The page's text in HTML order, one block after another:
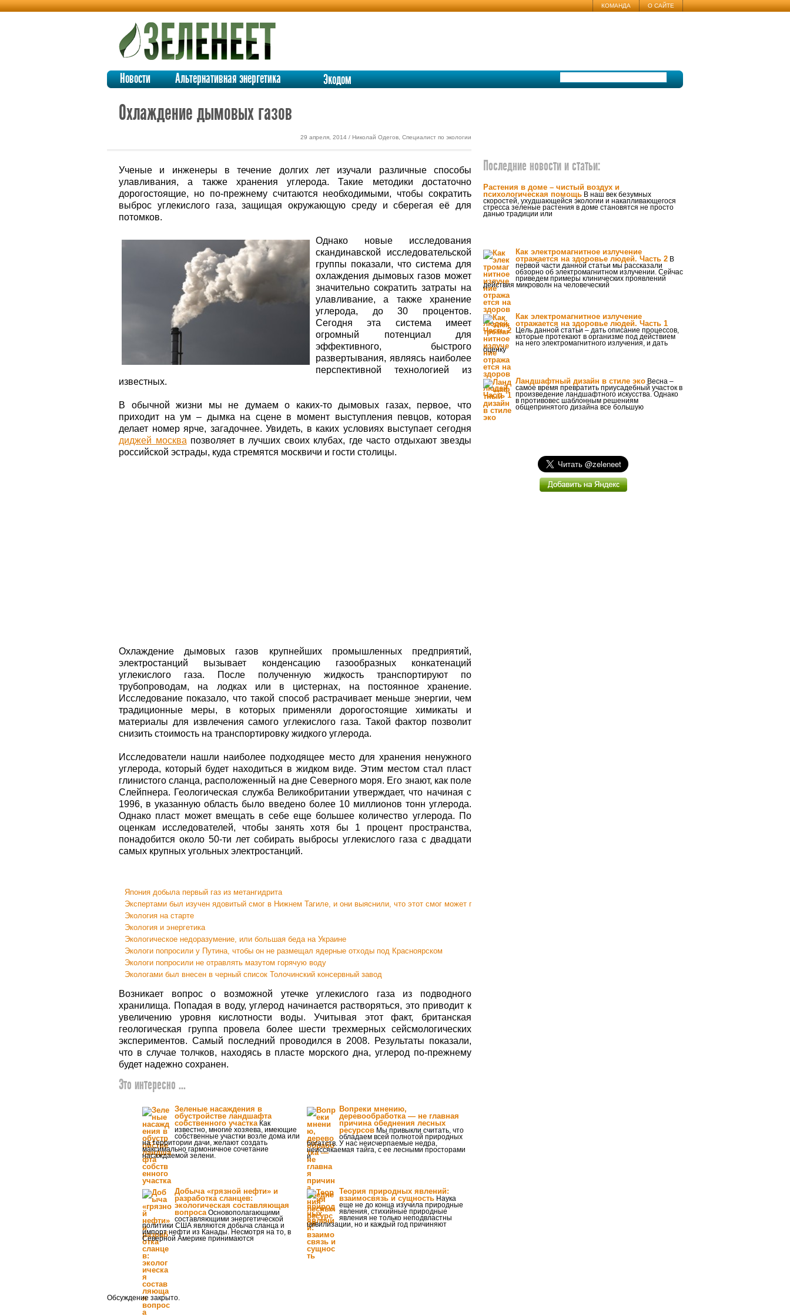
КОМАНДА О САЙТЕ
Новости Альтернативная энергетика Экодом
Охлаждение дымовых газов
29 апреля, 2014 / Николай Одегов, Специалист по экологии
Ученые и инженеры в течение долгих лет изучали различные способы
улавливания, а также хранения углерода. Такие методики достаточно
дорогостоящие, но по-прежнему считаются необходимыми, чтобы сократить
выброс углекислого газа, защищая окружающую среду и сберегая её для
потомков.
Однако новые исследования
скандинавской исследовательской
группы показали, что система для
охлаждения дымовых газов может
значительно сократить затраты на
улавливание, а также хранение
углерода, до 30 процентов.
Сегодня эта система имеет
огромный потенциал для
эффективного, быстрого
развертывания, являясь наиболее
перспективной технологией из
известных.
В обычной жизни мы не думаем о каких-то дымовых газах, первое, что
приходит на ум – дымка на сцене в момент выступления певцов, которая
делает номер ярче, загадочнее. Увидеть, в каких условиях выступает сегодня
диджей москва позволяет в лучших своих клубах, где часто отдыхают звезды
российской эстрады, куда стремятся москвичи и гости столицы.
Охлаждение дымовых газов крупнейших промышленных предприятий,
электростанций вызывает конденсацию газообразных конкатенаций
углекислого газа. После полученную жидкость транспортируют по
трубопроводам, на лодках или в цистернах, на постоянное хранение.
Исследование показало, что такой способ растрачивает меньше энергии, чем
традиционные меры, в которых применяли дорогостоящие химикаты и
материалы для извлечения самого углекислого газа. Такой фактор позволит
снизить стоимость на транспортировку жидкого углерода.
Исследователи нашли наиболее подходящее место для хранения ненужного
углерода, который будет находиться в жидком виде. Этим местом стал пласт
глинистого сланца, расположенный на дне Северного моря. Его знают, как поле
Слейпнера. Геологическая служба Великобритании утверждает, что начиная с
1996, в указанную область было введено более 10 миллионов тонн углерода.
Однако пласт может вмещать в себе еще большее количество углерода. По
оценкам исследователей, чтобы занять хотя бы 1 процент пространства,
понадобится около 50-ти лет собирать выбросы углекислого газа с двадцати
самых крупных угольных электростанций.
Япония добыла первый газ из метангидрита
Экспертами был изучен ядовитый смог в Нижнем Тагиле, и они выяснили, что этот смог может привести к коме
Экология на старте
Экология и энергетика
Экологическое недоразумение, или большая беда на Украине
Экологи попросили у Путина, чтобы он не размещал ядерные отходы под Красноярском
Экологи попросили не отравлять мазутом горячую воду
Экологами был внесен в черный список Толочинский консервный завод
Возникает вопрос о возможной утечке углекислого газа из подводного
хранилища. Попадая в воду, углерод начинается растворяться, это приводит к
увеличению уровня кислотности воды. Учитывая этот факт, британская
геологическая группа провела более шести трехмерных сейсмологических
экспериментов. Самый последний проводился в 2008. Результаты показали,
что в случае толчков, находясь в пласте морского дна, углерод по-прежнему
будет надежно сохранен.
Это интересно ...
Зеленые насаждения в
обустройстве ландшафта
собственного участкаКак
известно, многие хозяева, имеющие
собственные участки возле дома или
на территории дачи, желают создать
максимально гармоничное сочетание
насаждаемой зелени.
Вопреки мнению,
деревообработка — не главная
причина обеднения лесных
ресурсов Мы привыкли считать, что
обладаем всей полнотой природных
богатств. У нас неисчерпаемые недра,
неиссякаемая тайга, с ее лесными просторами
и
Добыча «грязной нефти» и
разработка сланцев:
экологическая составляющая
вопросаОсновополагающими
составляющими энергетической
политики США являются добыча сланца и
импорт нефти из Канады. Несмотря на то, в
Северной Америке принимаются
Теория природных явлений:
взаимосвязь и сущность Наука
еще не до конца изучила природные
явления, стихийные природные
явления не только неподвластны
цивилизации, но и каждый год причиняют
Последние новости и статьи:
Растения в доме – чистый воздух и
психологическая помощь В наш век безумных
скоростей, ухудшающейся экологии и накапливающегося
стресса зеленые растения в доме становятся не просто
данью традиции или
Как электромагнитное излучение
отражается на здоровье людей. Часть 2 В
первой части данной статьи мы рассказали
обзорно об электромагнитном излучении. Сейчас
приведем примеры клинических проявлений
действия микроволн на человеческий
Как электромагнитное излучение
отражается на здоровье людей. Часть 1
Цель данной статьи – дать описание процессов,
которые протекают в организме под действием
на него электромагнитного излучения, и дать
оценку
Ландшафтный дизайн в стиле эко Весна –
самое время превратить приусадебный участок в
произведение ландшафтного искусства. Однако
в противовес шаблонным решениям
общепринятого дизайна все большую
Обсуждение закрыто.